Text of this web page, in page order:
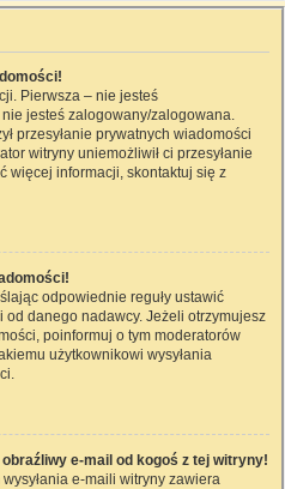
Pierwsza – nie jesteś
jesteś zalogowany/zalogowana.
przesyłanie prywatnych wiadomości
witryny uniemożliwił ci przesyłanie
więcej informacji, skontaktuj się z
odpowiednie reguły ustawić
danego nadawcy. Jeżeli otrzymujesz
poinformuj o tym moderatorów
użytkownikowi wysyłania
e-mail od kogoś z tej witryny!
e-maili witryny zawiera